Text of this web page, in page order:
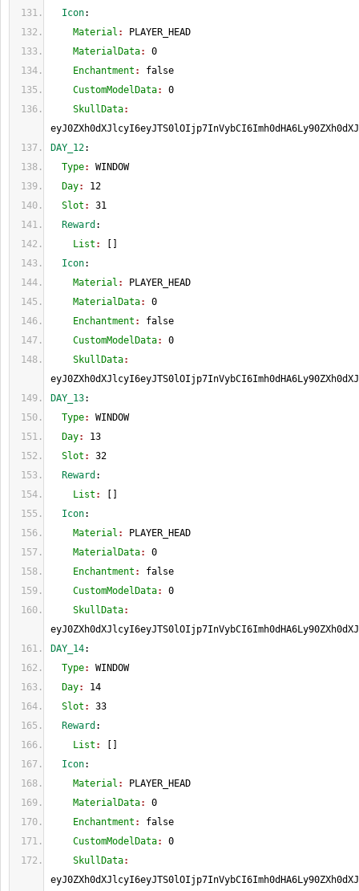
Icon:
Material :
PLAYER_HEAD
MaterialData: 0
Enchantment : false
CustomModelData: 0
SkullData
DAY_12:
Type: WINDOW
Day: 12
Slot : 31
Reward :
List :
Icon:
Material :
PLAYER_HEAD
MaterialData: 0
Enchantment : false
CustomModelData: 0
SkullData
DAY_13:
Type: WINDOW
Day: 13
Slot : 32
Reward :
List :
Icon:
Material :
PLAYER_HEAD
MaterialData: 0
Enchantment : false
CustomModelData: 0
SkullData
DAY_14:
Type: WINDOW
Day: 14
Slot : 33
Reward :
List :
Icon:
Material :
PLAYER_HEAD
MaterialData: 0
Enchantment : false
CustomModelData: 0
SkullData